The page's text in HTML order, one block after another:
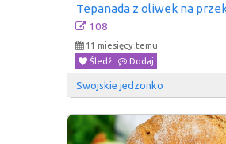
Tepanada z oliwek na
108
11 miesięcy temu
Śledź
Dodaj
Swojskie jedzonko